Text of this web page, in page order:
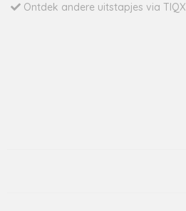
Ontdek andere uitstapjes via TIQX